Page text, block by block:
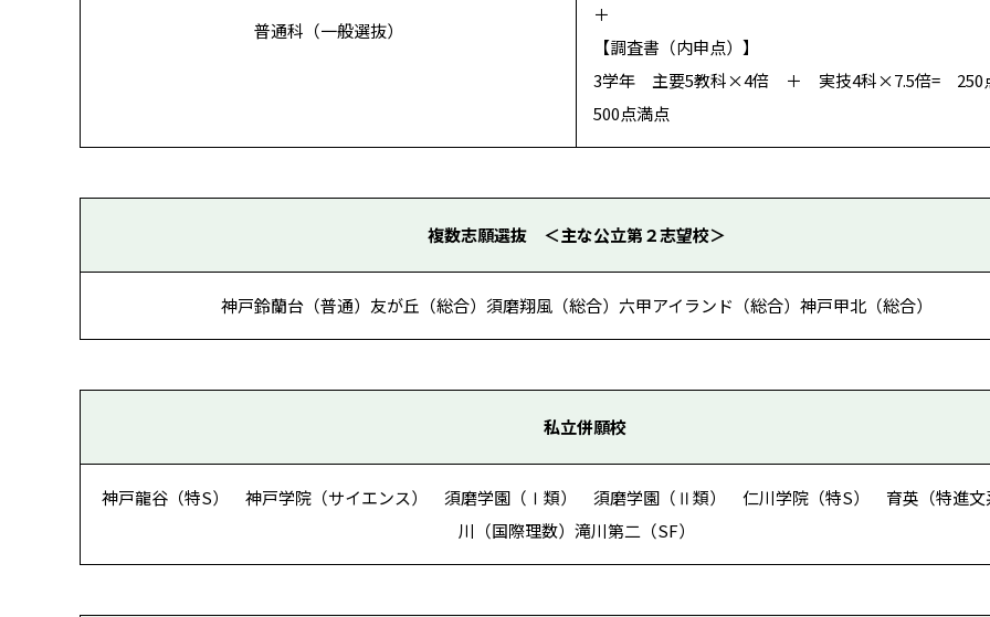
普通科（一般選抜）
＋
【調査書（内申点）】
3学年 主要5教科×4倍 ＋ 実技4科×7.5倍= 250
500点満点
複数志願選抜 ＜主な公立第２志望校＞
神戸鈴蘭台（普通）友が丘（総合）須磨翔風（総合）六甲アイランド（総合）神戸甲北（総合）
私立併願校
神戸龍谷（特S） 神戸学院（サイエンス） 須磨学園（Ⅰ類） 須磨学園（Ⅱ類） 仁川学院（特S） 育英（特進
川（国際理数）滝川第二（SF）